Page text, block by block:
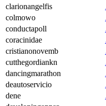
clarionangelfis
colmowo
conductapoll
coracinidae
cristianonovemb
cutthegordiankn
dancingmarathon
deautoservicio
dene